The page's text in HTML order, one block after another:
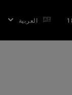
العربية